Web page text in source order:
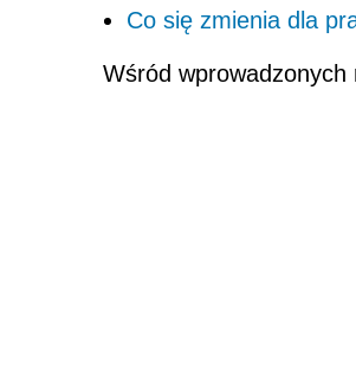
Co się zmienia dla
Wśród wprowadzonych